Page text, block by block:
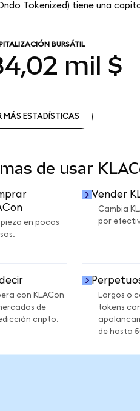
Tokenized) tiene una
BURSÁTIL
mil $
MÁS ESTADÍSTICAS
de usar
en pocos
Vender
Cambia
por
con KLACon
de
cripto.
Largos o
tokens
de hasta